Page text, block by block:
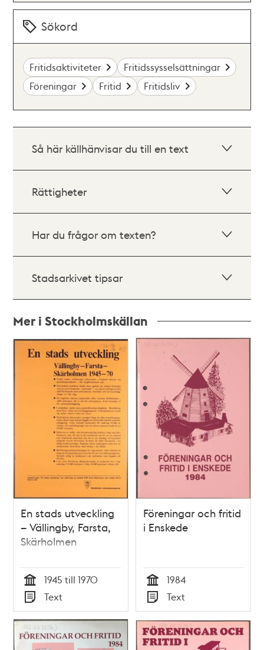
Sökord
Fritidsaktiviteter
Fritidssysselsättningar
Föreningar
Fritid Fritidsliv
Så här källhänvisar du till en text
Rättigheter
Har du frågor om texten?
Stadsarkivet tipsar
Mer i Stockholmskällan
Relaterade
poster
och
En stads utveckling
– Vällingby, Farsta,
Skärholmen
Tid
1945 till 1970
Typ
Text
Föreningar och fritid
i Enskede
Tid
1984
Typ
Text